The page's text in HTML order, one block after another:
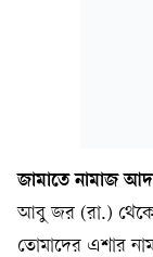
জামাতে নামাজ
আবু জর (রা.) থেকে
তোমাদের এশার